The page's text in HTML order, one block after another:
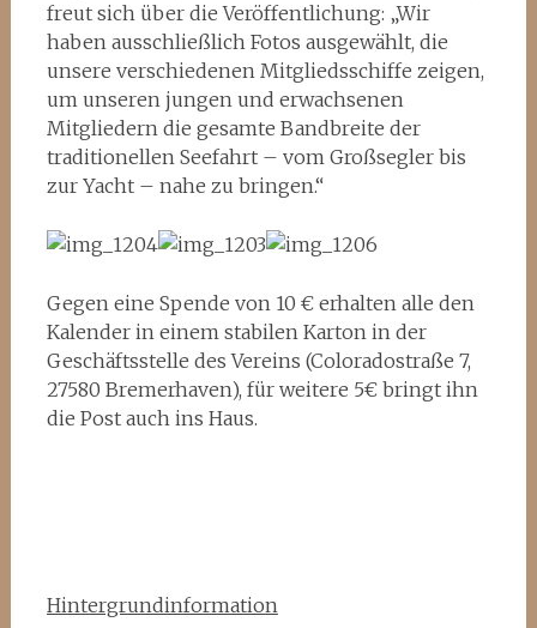
freut sich über die Veröffentlichung: „Wir
haben ausschließlich Fotos ausgewählt, die
unsere verschiedenen Mitgliedsschiffe zeigen,
um unseren jungen und erwachsenen
Mitgliedern die gesamte Bandbreite der
traditionellen Seefahrt – vom Großsegler bis
zur Yacht – nahe zu bringen.“
Gegen eine Spende von 10 € erhalten alle den
Kalender in einem stabilen Karton in der
Geschäftsstelle des Vereins (Coloradostraße 7,
27580 Bremerhaven), für weitere 5€ bringt ihn
die Post auch ins Haus.
Hintergrundinformation